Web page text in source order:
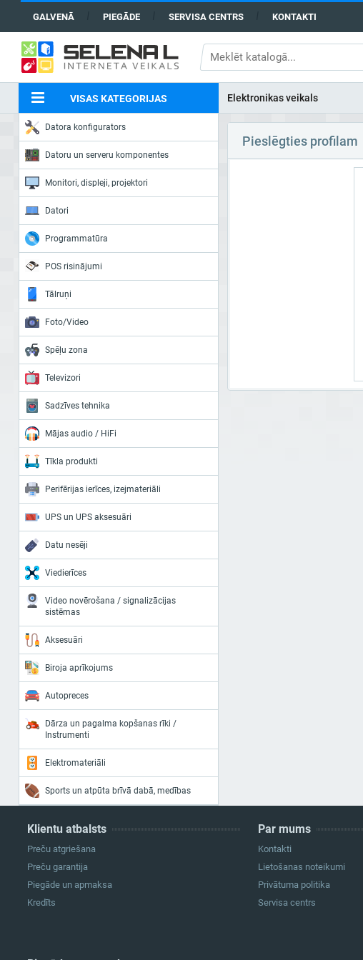
GALVENĀ PIEGĀDE SERVISA CENTRS KONTAKTI
VISAS KATEGORIJAS Elektronikas veikals
Datora konfigurators
Datoru un serveru komponentes
Monitori, displeji, projektori
Datori
Programmatūra
POS risinājumi
Tālruņi
Foto/Video
Spēļu zona
Televizori
Sadzīves tehnika
Mājas audio / HiFi
Tīkla produkti
Perifērijas ierīces, izejmateriāli
UPS un UPS aksesuāri
Datu nesēji
Viedierīces
Video novērošana / signalizācijas
sistēmas
Aksesuāri
Biroja aprīkojums
Autopreces
Dārza un pagalma kopšanas rīki /
Instrumenti
Elektromateriāli
Sports un atpūta brīvā dabā, medības
Pieslēgties profilam
Klientu atbalsts
Preču atgriešana
Preču garantija
Piegāde un apmaksa
Kredīts
Par mums
Kontakti
Lietošanas noteikumi
Privātuma politika
Servisa centrs